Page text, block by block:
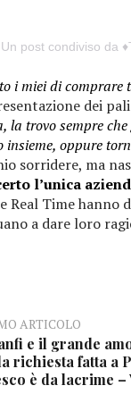
Un post condiviso da
i miei di comprare
dei
la trovo sempre
insieme, oppure
sorridere, ma
l’unica
Real Time hanno
a dare loro
ARTICOLO
e il grande
richiesta fatta a
è da lacrime –